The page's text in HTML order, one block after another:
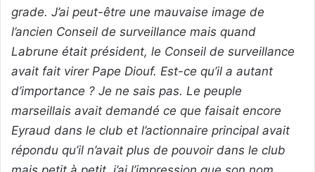
grade. J’ai peut-être une mauvaise image de
l’ancien Conseil de surveillance mais quand
Labrune était président, le Conseil de surveillance
avait fait virer Pape Diouf. Est-ce qu’il a autant
d’importance ? Je ne sais pas. Le peuple
marseillais avait demandé ce que faisait encore
Eyraud dans le club et l’actionnaire principal avait
répondu qu’il n’avait plus de pouvoir dans le club